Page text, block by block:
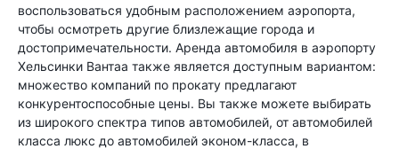
воспользоваться удобным расположением аэропорта,
чтобы осмотреть другие близлежащие города и
достопримечательности. Аренда автомобиля в аэропорту
Хельсинки Вантаа также является доступным вариантом:
множество компаний по прокату предлагают
конкурентоспособные цены. Вы также можете выбирать
из широкого спектра типов автомобилей, от автомобилей
класса люкс до автомобилей эконом-класса, в